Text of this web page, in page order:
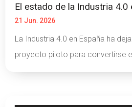
El estado de la Industria 4.0
21 Jun. 2026
La Industria 4.0 en España ha
proyecto piloto para convertirse